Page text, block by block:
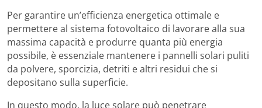
Per garantire un’efficienza energetica ottimale e
permettere al sistema fotovoltaico di lavorare alla sua
massima capacità e produrre quanta più energia
possibile, è essenziale mantenere i pannelli solari puliti
da polvere, sporcizia, detriti e altri residui che si
depositano sulla superficie.
In questo modo, la luce solare può penetrare